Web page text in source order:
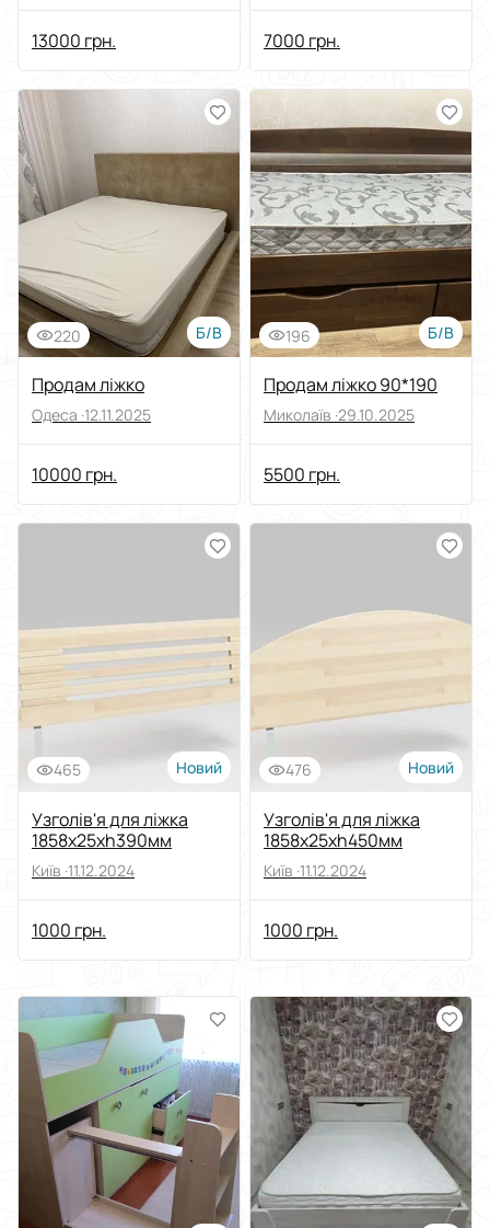
13000 грн. 7000 грн.
220 Б/В
Продам ліжко
Одеса ·12.11.2025
10000 грн.
196 Б/В
Продам ліжко 90*190
Миколаїв ·29.10.2025
5500 грн.
465 Новий
Узголів'я для ліжка
1858x25xh390мм
Київ ·11.12.2024
1000 грн.
476 Новий
Узголів'я для ліжка
1858х25xh450мм
Київ ·11.12.2024
1000 грн.